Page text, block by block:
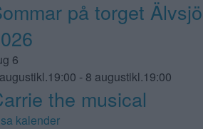
på torget Älvsjö
6
- 8 augustikl.19:00
the musical
kalender